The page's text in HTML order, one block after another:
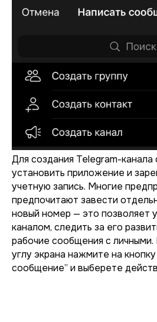
Для создания Telegram-канала
установить приложение и
учетную запись. Многие
предпочитают завести
новый номер — это позволяет
каналом, следить за его
рабочие сообщения с
углу экрана нажмите на
сообщение” и выберете